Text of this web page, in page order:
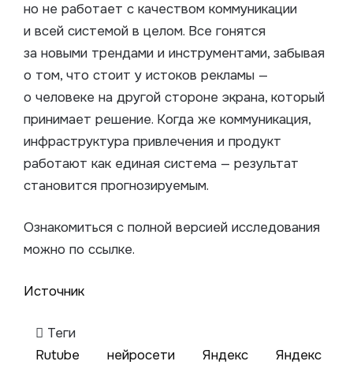
но не работает с качеством коммуникации
и всей системой в целом. Все гонятся
за новыми трендами и инструментами, забывая
о том, что стоит у истоков рекламы —
о человеке на другой стороне экрана, который
принимает решение. Когда же коммуникация,
инфраструктура привлечения и продукт
работают как единая система — результат
становится прогнозируемым.
Ознакомиться с полной версией исследования
можно по ссылке.
Источник
Теги
Rutube
нейросети Яндекс
Яндекс